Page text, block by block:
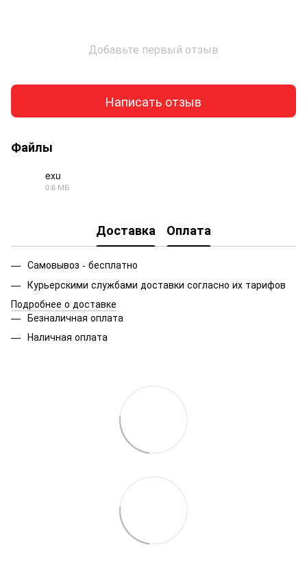
Добавьте первый отзыв
Написать отзыв
Файлы
exu
0.6 МБ
Доставка Оплата
Самовывоз - бесплатно
Курьерскими службами доставки согласно их тарифов
Подробнее о доставке
Безналичная оплата
Наличная оплата